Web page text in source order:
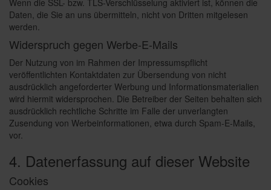
Wenn die SSL- bzw. TLS-Verschlüsselung aktiviert ist, können die
Daten, die Sie an uns übermitteln, nicht von Dritten mitgelesen
werden.
Widerspruch gegen Werbe-E-Mails
Der Nutzung von im Rahmen der Impressumspflicht
veröffentlichten Kontaktdaten zur Übersendung von nicht
ausdrücklich angeforderter Werbung und Informationsmaterialien
wird hiermit widersprochen. Die Betreiber der Seiten behalten sich
ausdrücklich rechtliche Schritte im Falle der unverlangten
Zusendung von Werbeinformationen, etwa durch Spam-E-Mails,
vor.
4. Datenerfassung auf dieser Website
Cookies